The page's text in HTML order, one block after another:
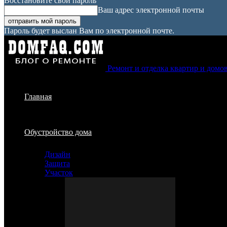
Ваш адрес электронной почты
Пароль будет выслан Вам по электронной почте.
Ремонт и отделка квартир и
Главная
Обустройство дома
Дизайн
Защита
Участок